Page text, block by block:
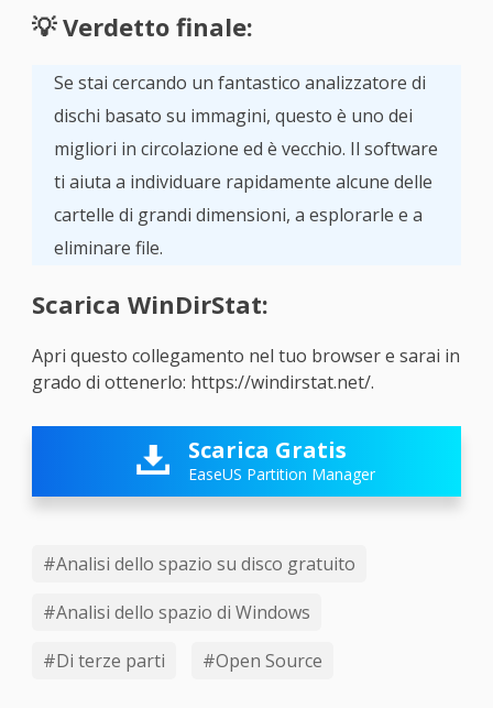
💡 Verdetto finale:
Se stai cercando un fantastico analizzatore di
dischi basato su immagini, questo è uno dei
migliori in circolazione ed è vecchio. Il software
ti aiuta a individuare rapidamente alcune delle
cartelle di grandi dimensioni, a esplorarle e a
eliminare file.
Scarica WinDirStat:
Apri questo collegamento nel tuo browser e sarai in
grado di ottenerlo: https://windirstat.net/.
 Scarica Gratis
EaseUS Partition Manager
#Analisi dello spazio su disco gratuito
#Analisi dello spazio di Windows
#Di terze parti
#Open Source